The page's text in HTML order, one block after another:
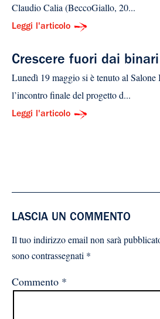
Claudio Calia (BeccoGiallo, 20...
Leggi l'articolo
Crescere fuori dai binari
Lunedì 19 maggio si è tenuto al
l’incontro finale del progetto d...
Leggi l'articolo
LASCIA UN COMMENTO
Il tuo indirizzo email non sarà
sono contrassegnati *
Commento *